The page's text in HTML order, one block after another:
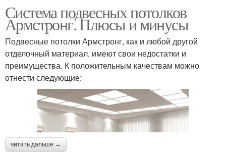
Система подвесных потолков
Армстронг. Плюсы и минусы
Подвесные потолки Армстронг, как и любой другой
отделочный материал, имеют свои недостатки и
преимущества. К положительным качествам можно
отнести следующие:
читать дальше →